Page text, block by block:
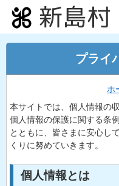
本
文
へ
移
プライ
ホ
本サイトでは、個人情報の
個人情報の保護に関する条
とともに、皆さまに安心し
くりに努めていきます。
個人情報とは